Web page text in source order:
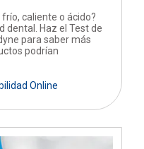
caliente o ácido?
dental. Haz el Test de
para saber más
podrían
Online